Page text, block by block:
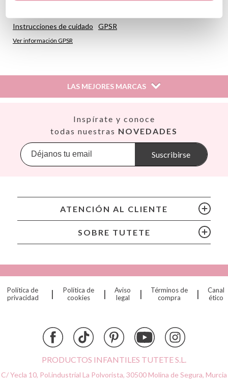
Instrucciones de cuidado GPSR
Ver información GPSR
LAS MEJORES MARCAS
Banwood
BIBS
Djeco
Done by Deer
Grech & Co
Inspírate y conoce
todas nuestras NOVEDADES
Suscribirse
ATENCIÓN AL CLIENTE
SOBRE TUTETE
Política de
privacidad
|
Política de
cookies
|
Aviso
legal
|
Términos de
compra
|
Canal
ético
PRODUCTOS INFANTILES TUTETE S.L.
C/ Yecla 10, Pol.industrial La Polvorista, 30500 Molina de Segura, Murcia